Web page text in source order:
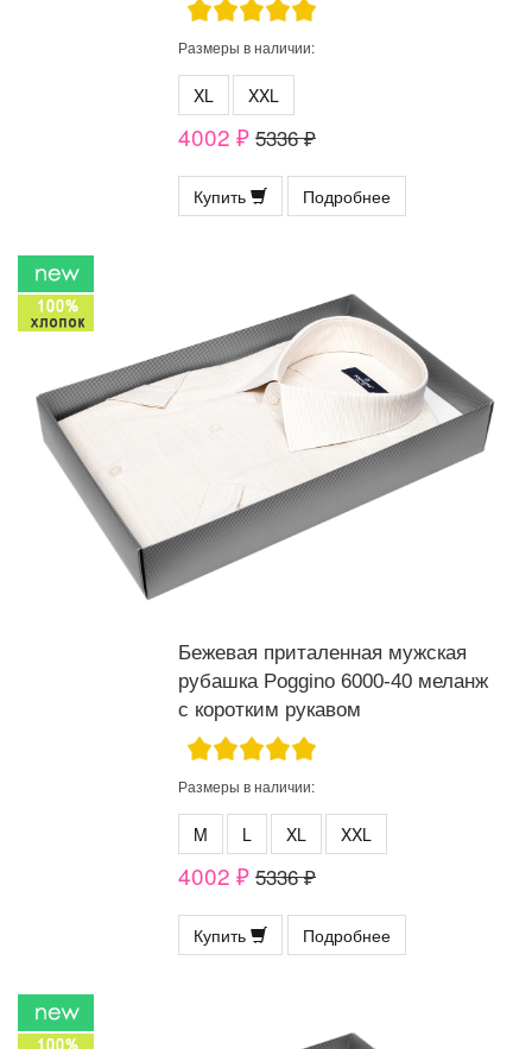
Размеры в наличии:
XL XXL
4002 ₽ 5336 ₽
Купить Подробнее
Бежевая приталенная мужская
рубашка Poggino 6000-40 меланж
с коротким рукавом
Размеры в наличии:
M L XL XXL
4002 ₽ 5336 ₽
Купить Подробнее